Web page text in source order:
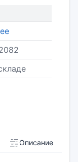
Описание